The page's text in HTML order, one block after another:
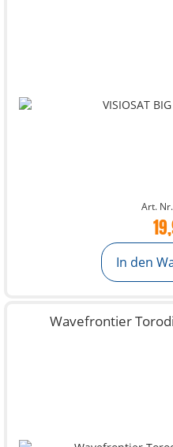
Art.
In den
Wavefrontier